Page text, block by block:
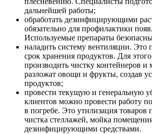
дальнейшей работы;
обработать дезинфицирующими
обязательно для профилактики
Используемые препараты
наладить систему вентиляции. Это
срок хранения продуктов. Для
производить чистку контейнеров
разложат овощи и фрукты, создав
продуктов;
провести текущую и генеральную
клиентов можно провести работу
в погребе. Это утилизация товаров
чистка стеллажей, мойка
дезинфицирующими средствами.